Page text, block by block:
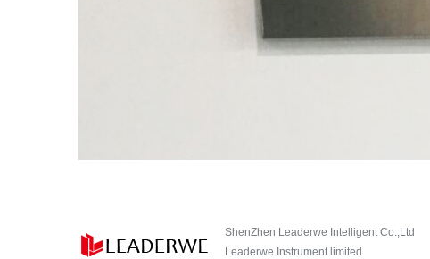
ShenZhen Leaderwe Intelligent Co.,Ltd
Leaderwe Instrument limited